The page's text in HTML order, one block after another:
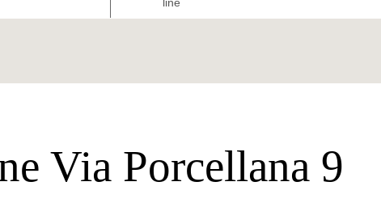
Via Porcellana 9